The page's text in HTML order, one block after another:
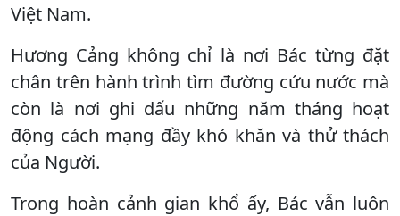
Việt Nam.
Hương Cảng không chỉ là nơi Bác từng đặt
chân trên hành trình tìm đường cứu nước mà
còn là nơi ghi dấu những năm tháng hoạt
động cách mạng đầy khó khăn và thử thách
của Người.
Trong hoàn cảnh gian khổ ấy, Bác vẫn luôn